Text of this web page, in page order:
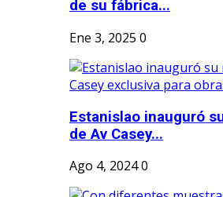
de su fábrica...
Ene 3, 2025 0
Estanislao inauguró
de Av Casey...
Ago 4, 20240